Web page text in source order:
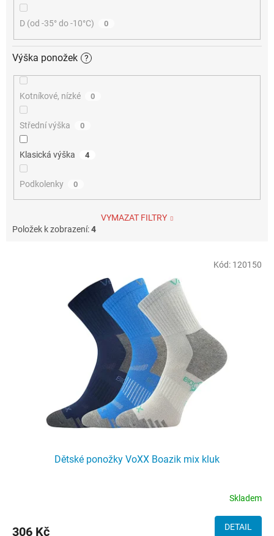
D (od -35° do -10°C) 0
Výška ponožek ?
Kotníkové, nízké 0
Střední výška 0
Klasická výška 4
Podkolenky 0
VYMAZAT FILTRY
Položek k zobrazení:4
Dětské ponožky VoXX Boazik mix kluk
Skladem
306 Kč DETAIL
Kód: 120150